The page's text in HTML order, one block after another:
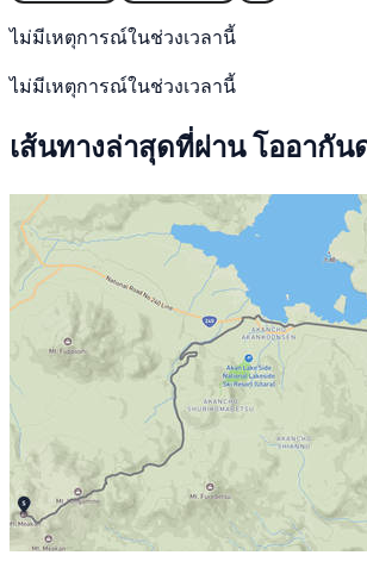
ไม่มีเหตุการณ์ในช่วงเวลานี้
ไม่มีเหตุการณ์ในช่วงเวลานี้
เส้นทางล่าสุดที่ผ่าน โออากัน